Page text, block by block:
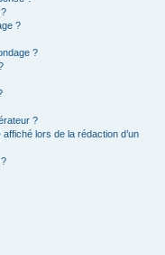
?
?
?
lors de la rédaction d’un